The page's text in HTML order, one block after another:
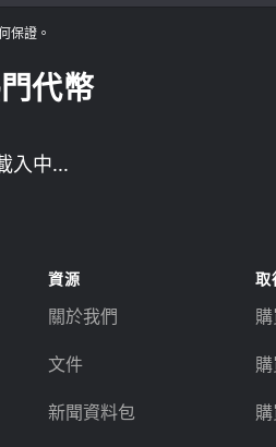
保證。
代幣
入中...
資源
關於我們
文件
新聞資料包
取